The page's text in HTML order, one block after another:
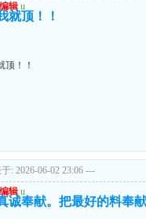
编辑 u
就顶！！
顶！！
: 2026-06-02 23:06 ---
编辑 u
诚奉献。把最好的料奉